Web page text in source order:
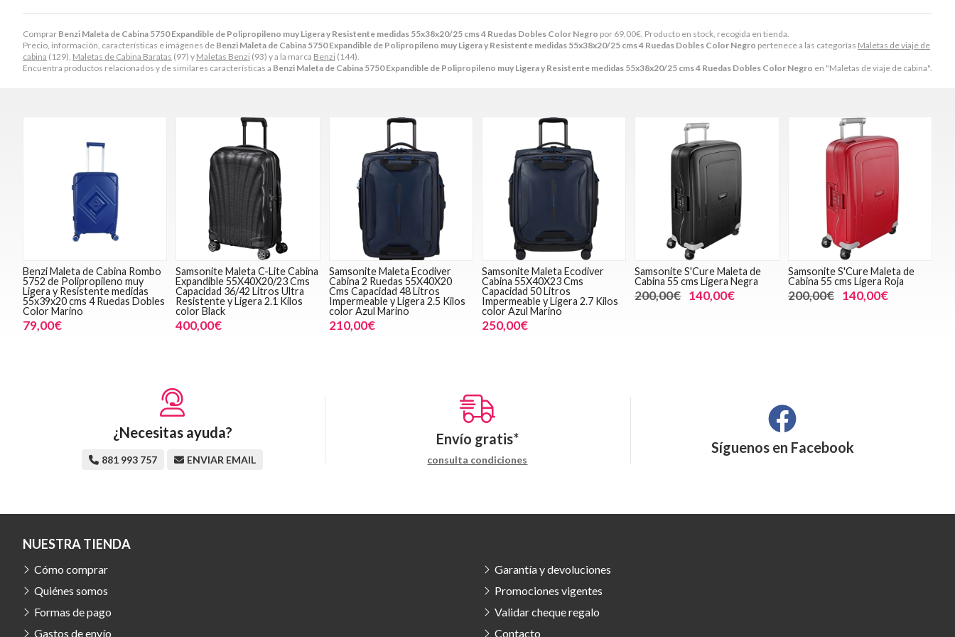
Comprar Benzi Maleta de Cabina 5750 Expandible de Polipropileno muy Ligera y Resistente medidas 55x38x20/25 cms 4 Ruedas Dobles Color Negro por 69,00€ . Producto en stock, recogida en tienda.
Precio, información, características e imágenes de Benzi Maleta de Cabina 5750 Expandible de Polipropileno muy Ligera y Resistente medidas 55x38x20/25 cms 4 Ruedas Dobles Color Negro pertenece a las categorías Maletas de viaje de
cabina (129), Maletas de Cabina Baratas (97) y Maletas Benzi (93) y a la marca Benzi (144).
Encuentra productos relacionados y de similares características a Benzi Maleta de Cabina 5750 Expandible de Polipropileno muy Ligera y Resistente medidas 55x38x20/25 cms 4 Ruedas Dobles Color Negro en "Maletas de viaje de cabina".
Benzi Maleta de Cabina Rombo
5752 de Polipropileno muy
Ligera y Resistente medidas
55x39x20 cms 4 Ruedas Dobles
Color Marino
79,00€
Samsonite Maleta C-Lite Cabina
Expandible 55X40X20/23 Cms
Capacidad 36/42 Litros Ultra
Resistente y Ligera 2.1 Kilos
color Black
400,00€
Samsonite Maleta Ecodiver
Cabina 2 Ruedas 55X40X20
Cms Capacidad 48 Litros
Impermeable y Ligera 2.5 Kilos
color Azul Marino
210,00€
Samsonite Maleta Ecodiver
Cabina 55X40X23 Cms
Capacidad 50 Litros
Impermeable y Ligera 2.7 Kilos
color Azul Marino
250,00€
Samsonite S'Cure Maleta de
Cabina 55 cms Ligera Negra
200,00€ 140,00€
Samsonite S'Cure Maleta de
Cabina 55 cms Ligera Roja
200,00€ 140,00€
¿Necesitas ayuda?
881 993 757 ENVIAR EMAIL
Envío gratis*
consulta condiciones
Síguenos en Facebook
NUESTRA TIENDA
Cómo comprar
Quiénes somos
Formas de pago
Gastos de envío
Garantía y devoluciones
Promociones vigentes
Validar cheque regalo
Contacto